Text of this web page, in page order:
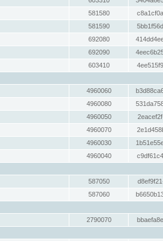
581580
581590
692080
692090
603410
4960060
4960080
4960050
4960070
4960030
4960040
587050
587060
2790070